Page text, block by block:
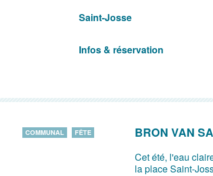
Saint-Josse
Infos & réservation
COMMUNAL FÊTE BRON VAN
Cet été, l'eau
la place Saint-